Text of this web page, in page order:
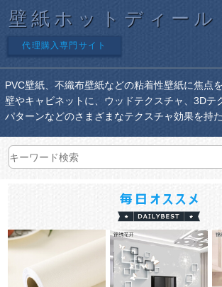
壁紙ホットディール
代理購入専門サイト
PVC壁紙、不織布壁紙などの粘着性壁紙に焦点
壁やキャビネットに、ウッドテクスチャ、3Dテ
パターンなどのさまざまなテクスチャ効果を持た